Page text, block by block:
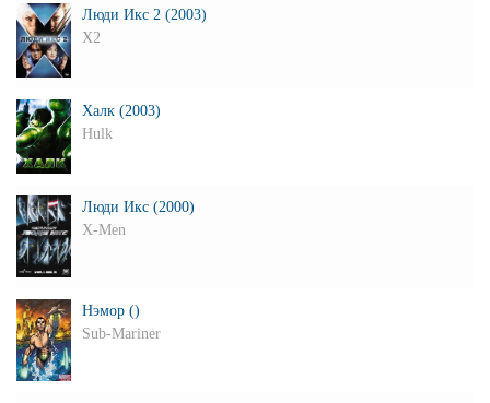
Люди Икс 2 (2003)
X2
Халк (2003)
Hulk
Люди Икс (2000)
X-Men
Нэмор ()
Sub-Mariner